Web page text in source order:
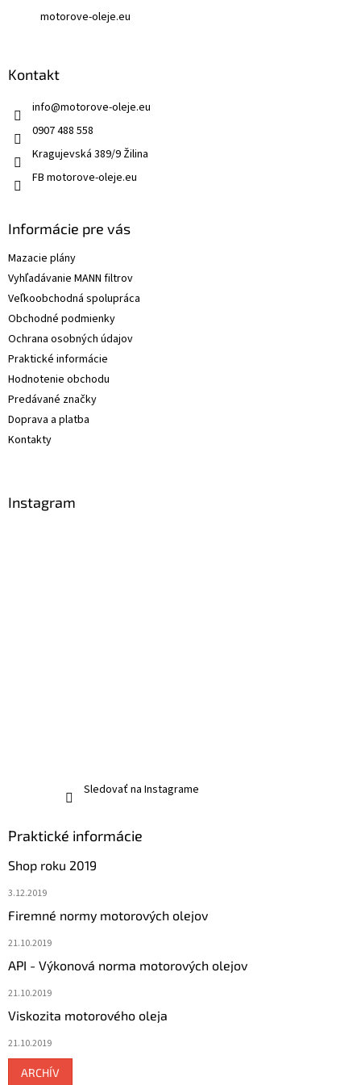
motorove-oleje.eu
Kontakt
info@motorove-oleje.eu
0907 488 558
Kragujevská 389/9 Žilina
FB motorove-oleje.eu
Informácie pre vás
Mazacie plány
Vyhľadávanie MANN filtrov
Veľkoobchodná spolupráca
Obchodné podmienky
Ochrana osobných údajov
Praktické informácie
Hodnotenie obchodu
Predávané značky
Doprava a platba
Kontakty
Instagram
Sledovať na Instagrame
Praktické informácie
Shop roku 2019
3.12.2019
Firemné normy motorových olejov
21.10.2019
API - Výkonová norma motorových olejov
21.10.2019
Viskozita motorového oleja
21.10.2019
ARCHÍV